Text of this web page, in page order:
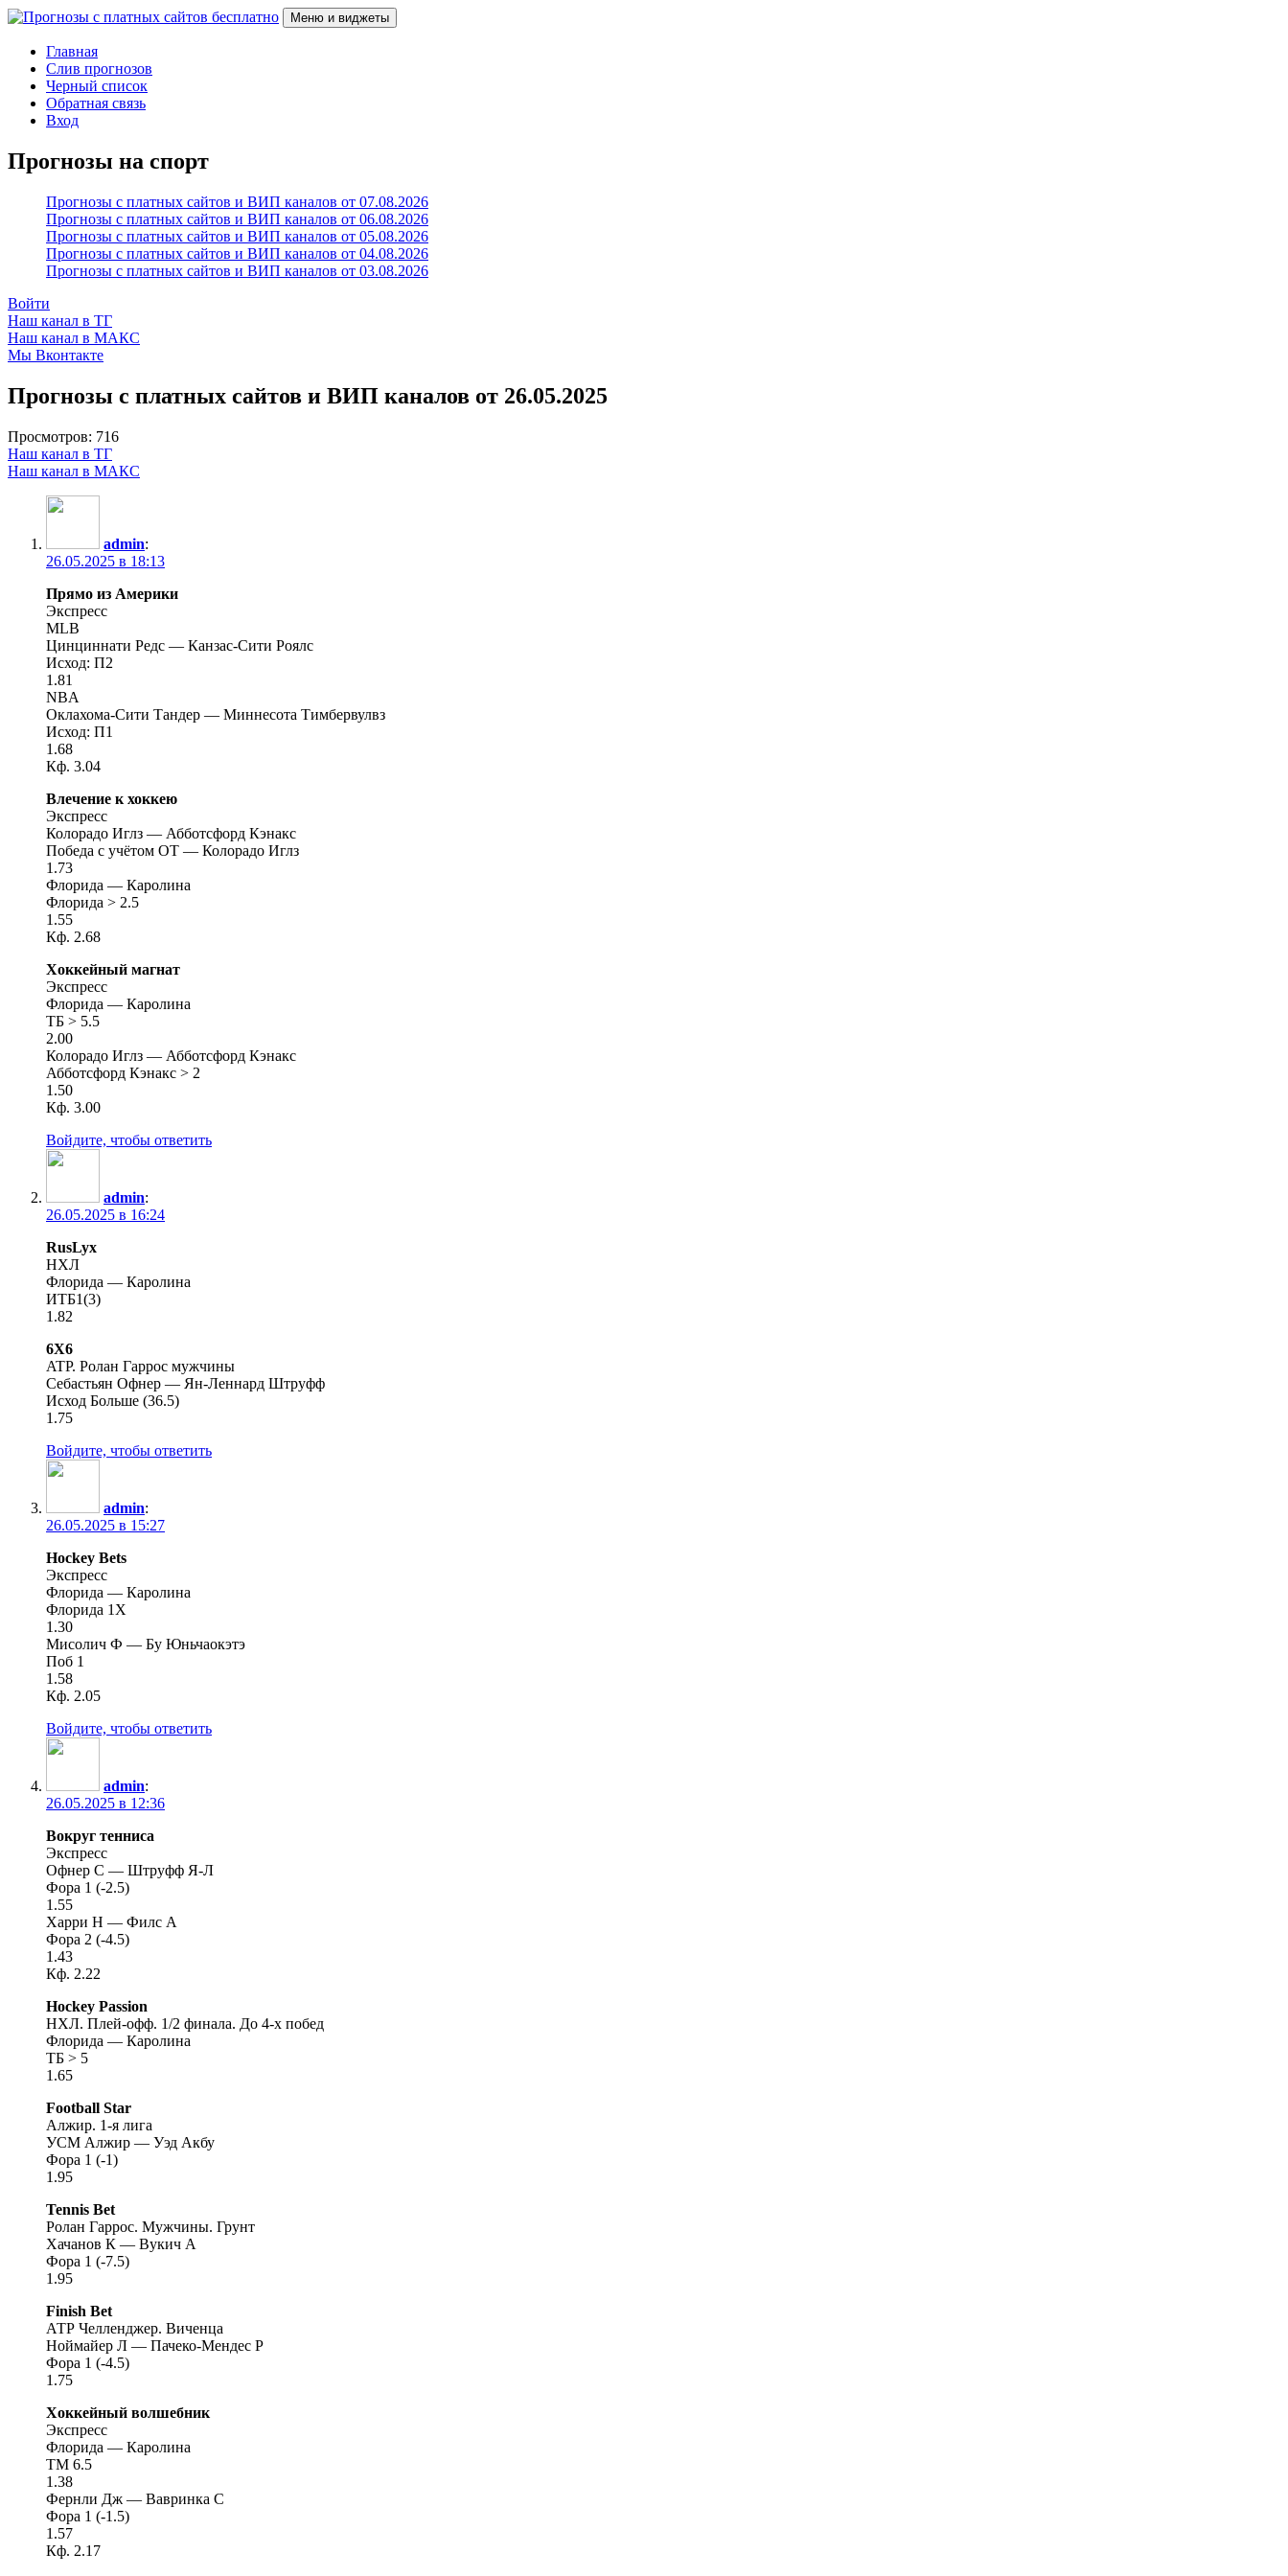
Перейти
содержимому
Прогнозы с платных сайтов бесплатно
Слив прогнозов с платных VIP каналов
Меню и виджеты
Главная
Слив прогнозов
Черный список
Обратная связь
Вход
Прогнозы на спорт
Прогнозы с платных сайтов и ВИП каналов от 07.08.2026
Прогнозы с платных сайтов и ВИП каналов от 06.08.2026
Прогнозы с платных сайтов и ВИП каналов от 05.08.2026
Прогнозы с платных сайтов и ВИП каналов от 04.08.2026
Прогнозы с платных сайтов и ВИП каналов от 03.08.2026
Войти
Наш канал в ТГ
Наш канал в МАКС
Мы Вконтакте
Прогнозы с платных сайтов и ВИП каналов от 26.05.2025
Просмотров: 716
Наш канал в ТГ
Наш канал в МАКС
admin:
26.05.2025 в 18:13
Прямо из Америки
Экспресс
MLB
Цинциннати Редс — Канзас-Сити Роялс
Исход: П2
1.81
NBA
Оклахома-Сити Тандер — Миннесота Тимбервулвз
Исход: П1
1.68
Кф. 3.04
Влечение к хоккею
Экспресс
Колорадо Иглз — Абботсфорд Кэнакс
Победа с учётом ОТ — Колорадо Иглз
1.73
Флорида — Каролина
Флорида > 2.5
1.55
Кф. 2.68
Хоккейный магнат
Экспресс
Флорида — Каролина
ТБ > 5.5
2.00
Колорадо Иглз — Абботсфорд Кэнакс
Абботсфорд Кэнакс > 2
1.50
Кф. 3.00
Войдите, чтобы ответить
admin:
26.05.2025 в 16:24
RusLyx
НХЛ
Флорида — Каролина
ИТБ1(3)
1.82
6Х6
ATP. Ролан Гаррос мужчины
Себастьян Офнер — Ян-Леннард Штруфф
Исход Больше (36.5)
1.75
Войдите, чтобы ответить
admin:
26.05.2025 в 15:27
Hockey Bets
Экспресс
Флорида — Каролина
Флорида 1Х
1.30
Мисолич Ф — Бу Юньчаокэтэ
Поб 1
1.58
Кф. 2.05
Войдите, чтобы ответить
admin:
26.05.2025 в 12:36
Вокруг тенниса
Экспресс
Офнер С — Штруфф Я-Л
Фора 1 (-2.5)
1.55
Харри Н — Филс А
Фора 2 (-4.5)
1.43
Кф. 2.22
Hockey Passion
НХЛ. Плей-офф. 1/2 финала. До 4-х побед
Флорида — Каролина
ТБ > 5
1.65
Football Star
Алжир. 1-я лига
УСМ Алжир — Уэд Акбу
Фора 1 (-1)
1.95
Tennis Bet
Ролан Гаррос. Мужчины. Грунт
Хачанов К — Вукич А
Фора 1 (-7.5)
1.95
Finish Bet
АТР Челленджер. Виченца
Ноймайер Л — Пачеко-Мендес Р
Фора 1 (-4.5)
1.75
Хоккейный волшебник
Экспресс
Флорида — Каролина
ТМ 6.5
1.38
Фернли Дж — Вавринка С
Фора 1 (-1.5)
1.57
Кф. 2.17